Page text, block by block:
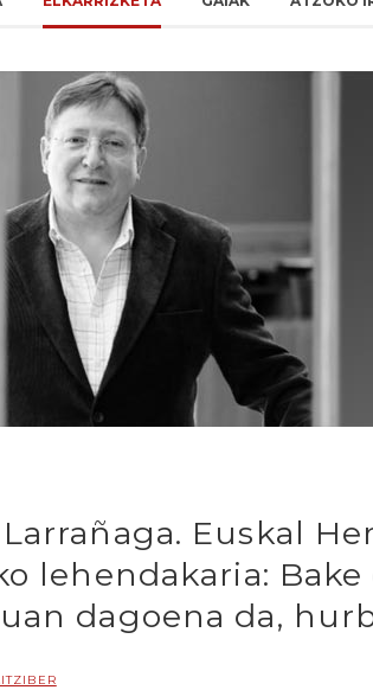
Euskal
lehendakaria:
dagoena da,